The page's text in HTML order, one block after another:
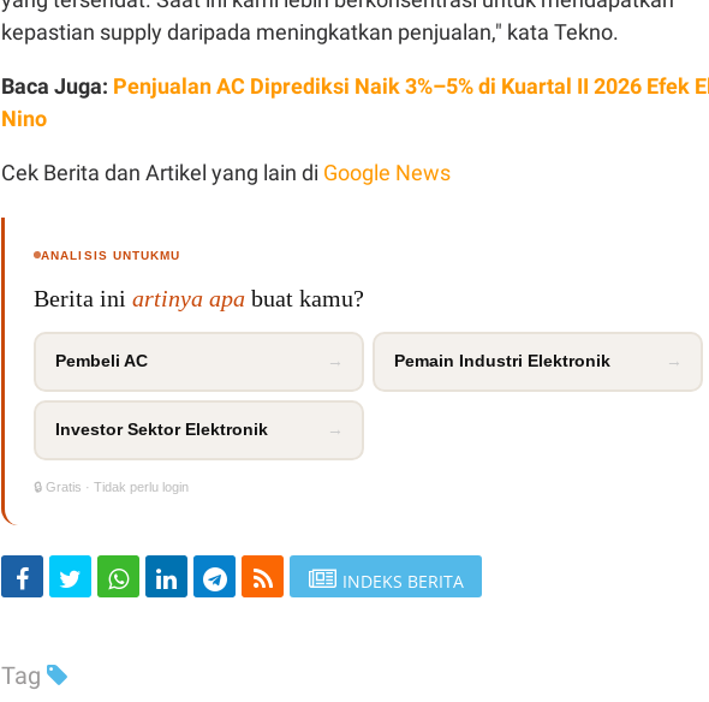
kepastian supply daripada meningkatkan penjualan," kata Tekno.
Baca Juga: Penjualan AC Diprediksi Naik 3%–5% di Kuartal II 2026 Efek
Nino
Cek Berita dan Artikel yang lain di Google News
ANALISIS UNTUKMU
Berita ini artinya apa buat kamu?
Pembeli AC → Pemain Industri Elektronik →
Investor Sektor Elektronik →
🔒 Gratis · Tidak perlu login
INDEKS BERITA
Tag